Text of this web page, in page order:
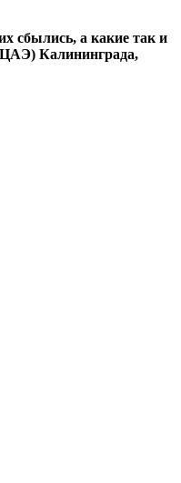
сбылись, а какие так и
Калининграда,